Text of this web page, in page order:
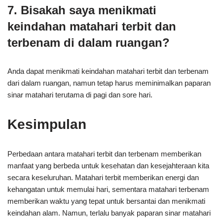
7. Bisakah saya menikmati
keindahan matahari terbit dan
terbenam di dalam ruangan?
Anda dapat menikmati keindahan matahari terbit dan terbenam
dari dalam ruangan, namun tetap harus meminimalkan paparan
sinar matahari terutama di pagi dan sore hari.
Kesimpulan
Perbedaan antara matahari terbit dan terbenam memberikan
manfaat yang berbeda untuk kesehatan dan kesejahteraan kita
secara keseluruhan. Matahari terbit memberikan energi dan
kehangatan untuk memulai hari, sementara matahari terbenam
memberikan waktu yang tepat untuk bersantai dan menikmati
keindahan alam. Namun, terlalu banyak paparan sinar matahari